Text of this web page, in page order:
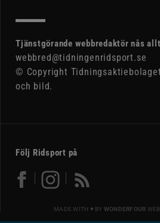
Tjänstgörande webbredaktör nås
webbred@tidningenridsport.se
© Copyright
och bild.
Följ Ridsport på
MADE WITH ♥ BY WONDERFOUR